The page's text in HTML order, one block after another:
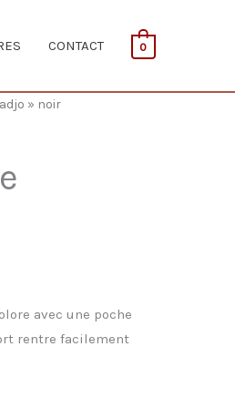
CONTACT 0
» noir
avec une poche
rentre facilement